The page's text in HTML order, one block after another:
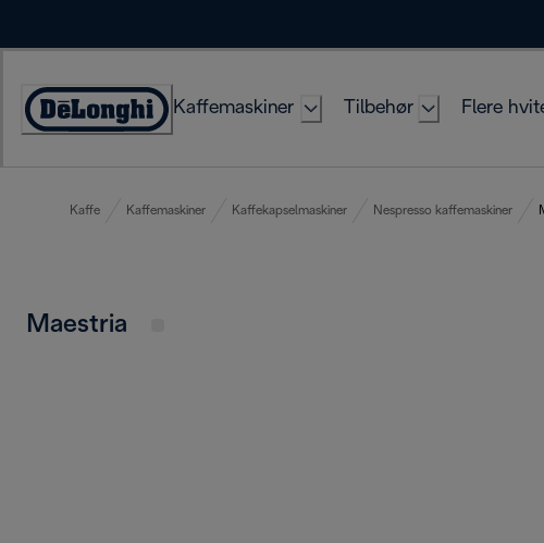
Accessibility
Kaffemaskiner Tilbehør Flere
Kaffe Kaffemaskiner Kaffekapselmaskiner Nespresso kaffemaskiner
Maestria